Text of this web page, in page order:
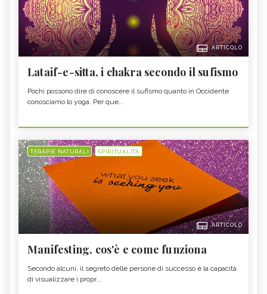
ARTICOLO
Lataif-e-sitta, i chakra secondo il sufismo
Pochi possono dire di conoscere il sufismo quanto in Occidente
conosciamo lo yoga. Per que...
TERAPIE NATURALI SPIRITUALITÀ
ARTICOLO
Manifesting, cos'è e come funziona
Secondo alcuni, il segreto delle persone di successo è la capacità
di visualizzare i propr...